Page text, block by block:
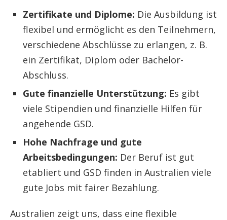
Zertifikate und Diplome: Die Ausbildung ist
flexibel und ermöglicht es den Teilnehmern,
verschiedene Abschlüsse zu erlangen, z. B.
ein Zertifikat, Diplom oder Bachelor-
Abschluss.
Gute finanzielle Unterstützung: Es gibt
viele Stipendien und finanzielle Hilfen für
angehende GSD.
Hohe Nachfrage und gute
Arbeitsbedingungen: Der Beruf ist gut
etabliert und GSD finden in Australien viele
gute Jobs mit fairer Bezahlung.
Australien zeigt uns, dass eine flexible